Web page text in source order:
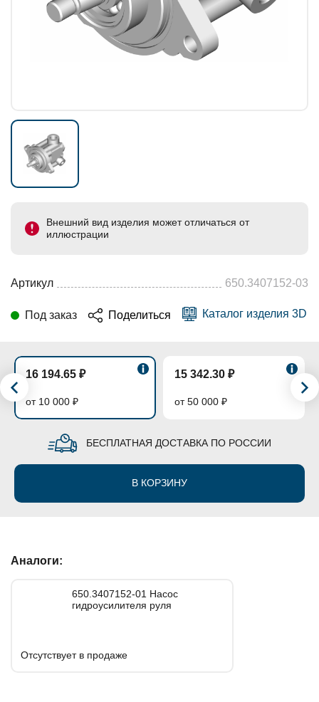
Внешний вид изделия может отличаться от
иллюстрации
Артикул 650.3407152-03
Под заказ Поделиться Каталог изделия 3D
16 194.65 ₽
от 10 000 ₽
15 342.30 ₽
от 50 000 ₽
БЕСПЛАТНАЯ ДОСТАВКА ПО РОССИИ
В КОРЗИНУ
Аналоги:
650.3407152-01 Насос
гидроусилителя руля
Отсутствует в продаже